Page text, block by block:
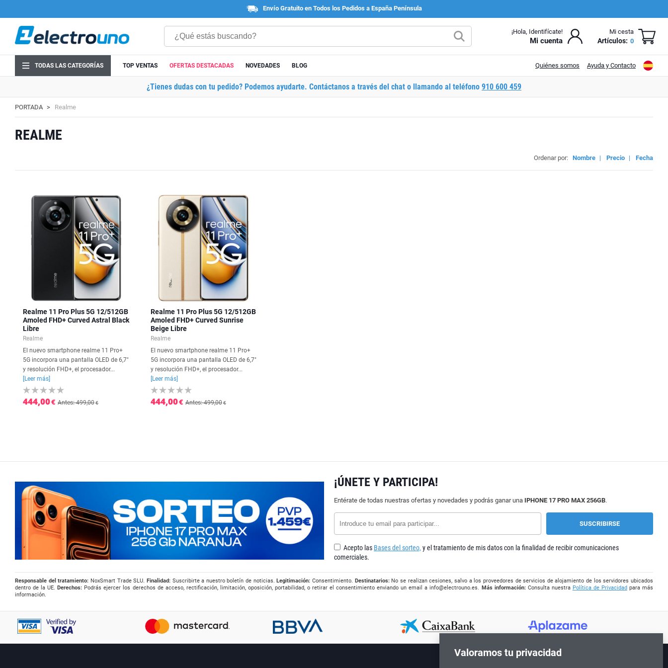
Envío Gratuito en Todos los Pedidos a España Península
¡Hola, Identifícate!
Mi cuenta
Mi cesta
Artículos: 0
TODAS LAS CATEGORÍAS TOP VENTAS OFERTAS DESTACADAS NOVEDADES BLOG Quiénes somos Ayuda y Contacto
¿Tienes dudas con tu pedido? Podemos ayudarte. Contáctanos a través del chat o llamando al teléfono 910 600 459
PORTADA Realme
REALME
Ordenar por: Nombre | Precio | Fecha
Realme 11 Pro Plus 5G 12/512GB
Amoled FHD+ Curved Astral Black
Libre
Realme
El nuevo smartphone realme 11 Pro+
5G incorpora una pantalla OLED de 6,7"
y resolución FHD+, el procesador...
[Leer más]
444,00€ Antes: 499,00€
Realme 11 Pro Plus 5G 12/512GB
Amoled FHD+ Curved Sunrise
Beige Libre
Realme
El nuevo smartphone realme 11 Pro+
5G incorpora una pantalla OLED de 6,7"
y resolución FHD+, el procesador...
[Leer más]
444,00€ Antes: 499,00€
¡ÚNETE Y PARTICIPA!
Entérate de todas nuestras ofertas y novedades y podrás ganar una IPHONE 17 PRO MAX 256GB.
Acepto las Bases del sorteo, y el tratamiento de mis datos con la finalidad de recibir comunicaciones
comerciales.
Responsable del tratamiento: NoxSmart Trade SLU. Finalidad:Suscribirte a nuestro boletín de noticias.Legitimación: Consentimiento. Destinatarios:No se realizan cesiones, salvo a los proveedores de servicios de alojamiento de los servidores ubicados
dentro de la UE.Derechos: Podrás ejercer los derechos de acceso, rectificación, limitación, oposición, portabilidad, o retirar el consentimiento enviando un email ainfo@electrouno.es. Más información:Consulta nuestra Política de Privacidadpara más
información.
Valoramos tu privacidad